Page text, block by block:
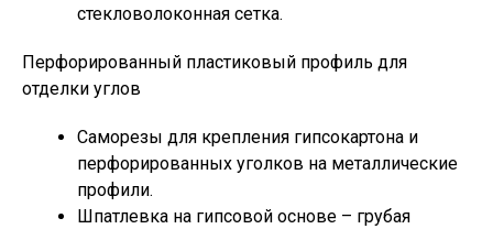
стекловолоконная сетка.
Перфорированный пластиковый профиль для
отделки углов
Саморезы для крепления гипсокартона и
перфорированных уголков на металлические
профили.
Шпатлевка на гипсовой основе – грубая